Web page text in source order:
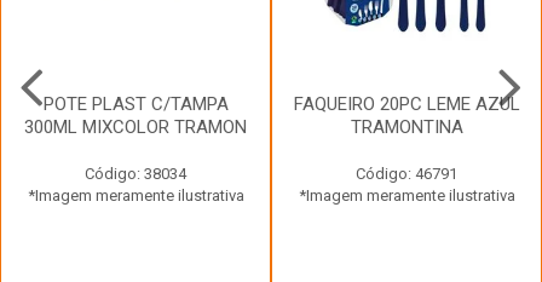
POTE PLAST C/TAMPA
300ML MIXCOLOR TRAMON
Código: 38034
*Imagem meramente ilustrativa
FAQUEIRO 20PC LEME AZUL
TRAMONTINA
Código: 46791
*Imagem meramente ilustrativa